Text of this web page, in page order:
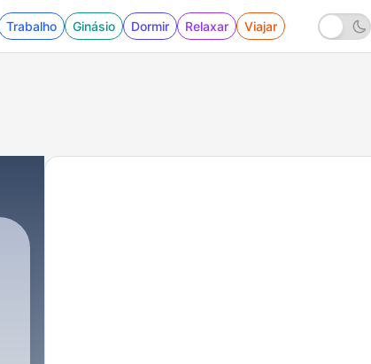
Trabalho Ginásio Dormir Relaxar Viajar